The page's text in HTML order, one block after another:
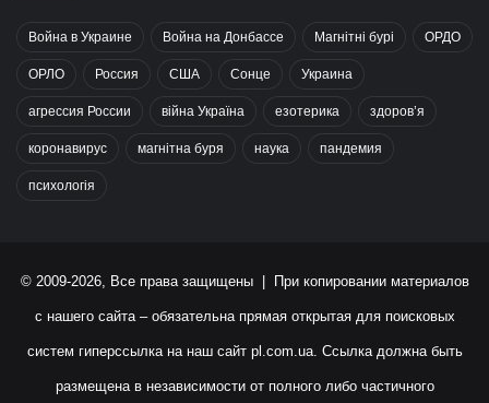
Война в Украине Война на Донбассе Магнітні бурі ОРДО
ОРЛО Россия США Сонце Украина
агрессия России війна Україна езотерика здоров’я
коронавирус магнітна буря наука пандемия
психологія
© 2009-2026, Все права защищены | При копировании материалов
с нашего сайта – обязательна прямая открытая для поисковых
систем гиперссылка на наш сайт pl.com.ua. Ссылка должна быть
размещена в независимости от полного либо частичного